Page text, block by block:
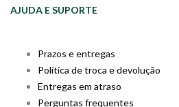
AJUDA E SUPORTE
Prazos e entregas
Política de troca e devolução
Entregas em atraso
Perguntas frequentes